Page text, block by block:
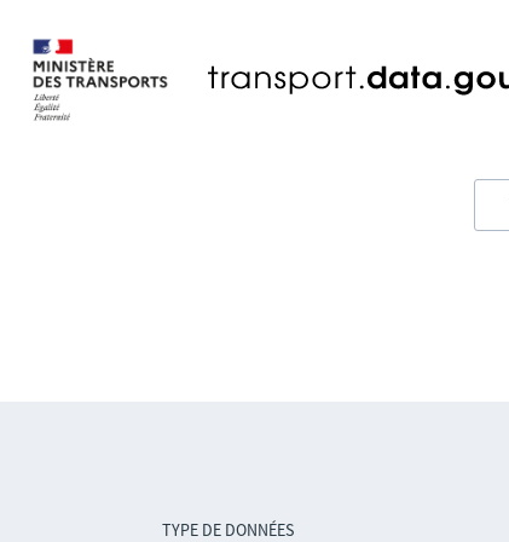
TYPE DE DONNÉES